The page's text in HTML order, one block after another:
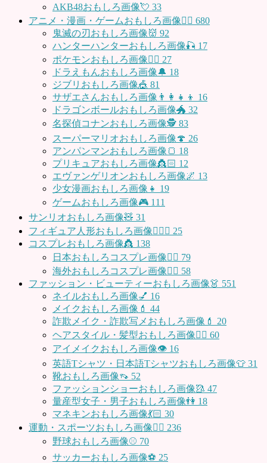
AKB48おもしろ画像💘 33
アニメ・漫画・ゲームおもしろ画像🧚‍♀️ 680
鬼滅の刃おもしろ画像👹 92
ハンターハンターおもしろ画像🎣 17
ポケモンおもしろ画像🤹‍♂️ 27
ドラえもんおもしろ画像🔔 18
ジブリおもしろ画像🎪 81
サザエさんおもしろ画像👨‍👩‍👧‍👦 16
ドラゴンボールおもしろ画像🐲 32
名探偵コナンおもしろ画像🕵️ 83
スーパーマリオおもしろ画像🍄 26
アンパンマンおもしろ画像🍞 18
プリキュアおもしろ画像👸🏻 12
エヴァンゲリオンおもしろ画像🌌 13
少女漫画おもしろ画像👧 19
ゲームおもしろ画像🎮 111
サンリオおもしろ画像🧸 31
フィギュア人形おもしろ画像🧍🏼‍♂️ 25
コスプレおもしろ画像👸 138
日本おもしろコスプレ画像🧝‍♀️ 79
海外おもしろコスプレ画像🧝‍♂️ 58
ファッション・ビューティーおもしろ画像👗 551
ネイルおもしろ画像💅 16
メイクおもしろ画像💄 44
詐欺メイク・詐欺写メおもしろ画像💄 20
ヘアスタイル・髪型おもしろ画像👱‍♀️ 60
アイメイクおもしろ画像👁 16
英語Tシャツ・日本語Tシャツおもしろ画像👕 31
靴おもしろ画像👡 52
ファッションショーおもしろ画像🥻 47
量産型女子・男子おもしろ画像👫 18
マネキンおもしろ画像💃🏻 30
運動・スポーツおもしろ画像🏃‍♂️ 236
野球おもしろ画像⚾ 70
サッカーおもしろ画像⚽️ 25